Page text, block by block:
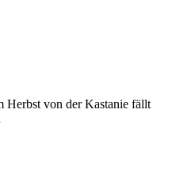
Herbst von der Kastanie fällt